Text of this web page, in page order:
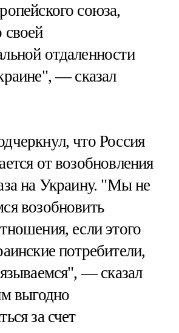
союза,
своей
отдаленности
— сказал
что Россия
от возобновления
на Украину. "Мы не
возобновить
если этого
потребители,
— сказал
выгодно
за счет